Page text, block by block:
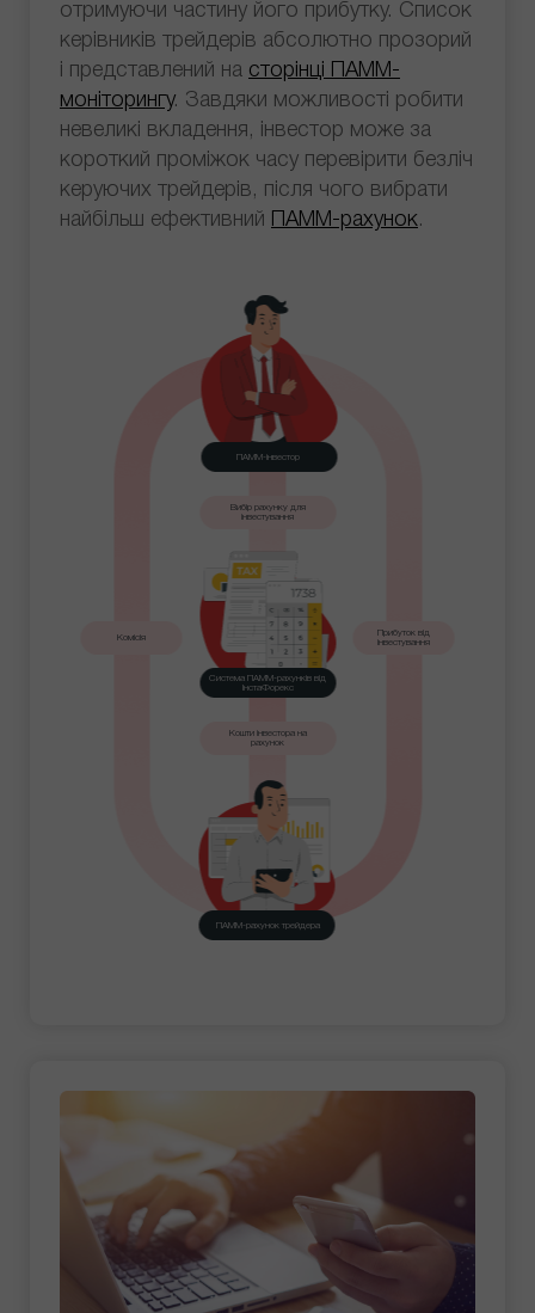
отримуючи частину його прибутку. Список
керівників трейдерів абсолютно прозорий
і представлений на сторінці ПАММ-
моніторингу. Завдяки можливості робити
невеликі вкладення, інвестор може за
короткий проміжок часу перевірити безліч
керуючих трейдерів, після чого вибрати
найбільш ефективний
ПАММ-рахунок.
ПАММ-інвестор
Система ПАММ-рахунків від
ІнстаФорекс
ПАММ-рахунок трейдера
Прибуток від
інвестування
Вибір рахунку для
інвестування
Кошти інвестора на
рахунок
Комісія